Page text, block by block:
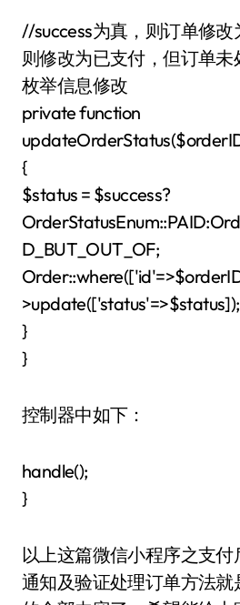
//success为真，则订单修
则修改为已支付，但订单
枚举信息修改
private function
{
$status = $success?
D_BUT_OUT_OF;
>update(['status'=>$status]);
}
}
控制器中如下：
handle();
}
以上这篇微信小程序之支付
通知及验证处理订单方法